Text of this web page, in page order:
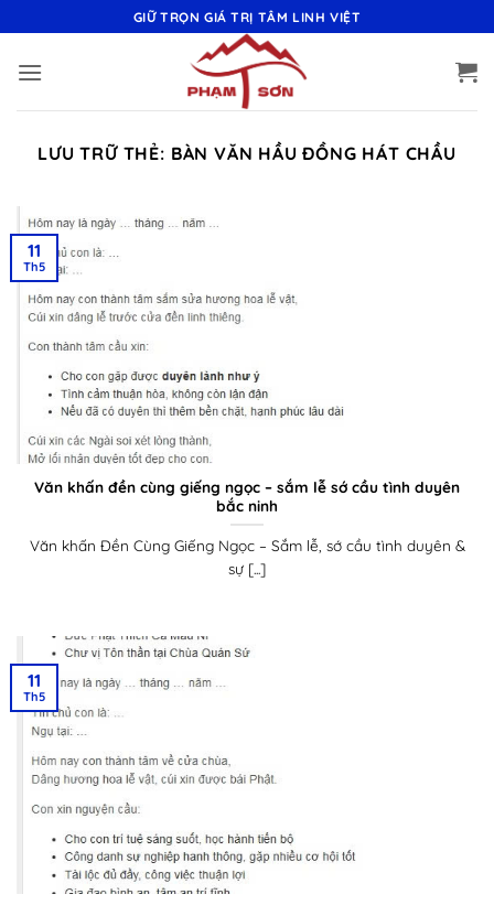
qua
nội
GIỮ TRỌN GIÁ TRỊ TÂM LINH VIỆT
LƯU TRỮ THẺ: BÀN VĂN HẦU ĐỒNG HÁT CHẦU
Văn khấn đền cùng giếng ngọc – sắm lễ sớ cầu tình duyên
bắc ninh
Văn khấn Đền Cùng Giếng Ngọc – Sắm lễ, sớ cầu tình duyên &
sự [...]
11
Th5
11
Th5